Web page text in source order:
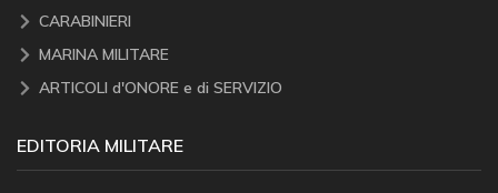
CARABINIERI
MARINA MILITARE
ARTICOLI d'ONORE e di SERVIZIO
EDITORIA MILITARE